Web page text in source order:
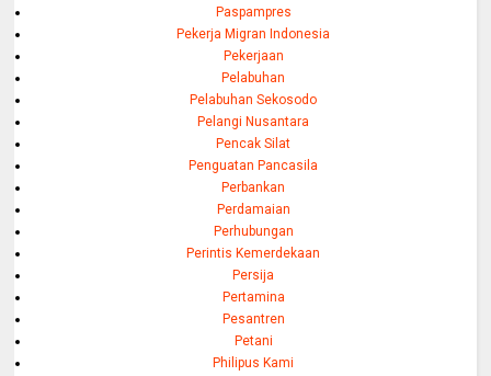
Paspampres
Pekerja Migran Indonesia
Pekerjaan
Pelabuhan
Pelabuhan Sekosodo
Pelangi Nusantara
Pencak Silat
Penguatan Pancasila
Perbankan
Perdamaian
Perhubungan
Perintis Kemerdekaan
Persija
Pertamina
Pesantren
Petani
Philipus Kami